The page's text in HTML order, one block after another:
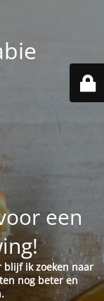
een
blijf ik zoeken naar
nog beter en